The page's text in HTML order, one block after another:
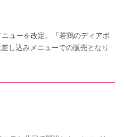
ューを改定。「若鶏のディアボ
し込みメニューでの販売となり